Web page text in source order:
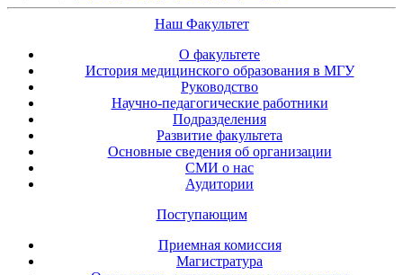
Наш Факультет
О факультете
История медицинского образования в МГУ
Руководство
Научно-педагогические работники
Подразделения
Развитие факультета
Основные сведения об организации
СМИ о нас
Аудитории
Поступающим
Приемная комиссия
Магистратура